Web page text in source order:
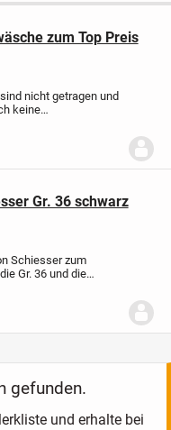
zum Top Preis
nicht getragen und
keine
Gr. 36 schwarz
Schiesser zum
Gr. 36 und die
gefunden.
und erhalte bei